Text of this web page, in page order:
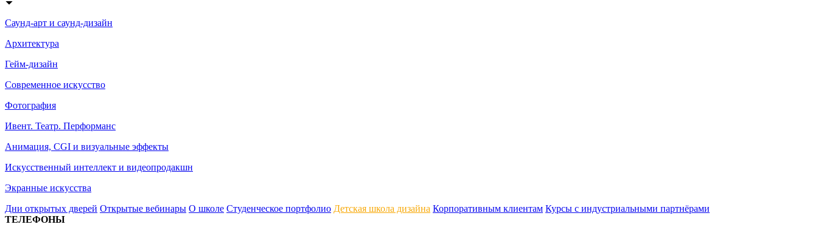
Саунд-арт и саунд-дизайн
Архитектура
Гейм-дизайн
Современное искусство
Фотография
Ивент. Театр. Перформанс
Анимация, CGI и визуальные эффекты
Искусственный интеллект и видеопродакшн
Экранные искусства
Дни открытых дверей Открытые вебинары О школе Студенческое портфолио Детская школа дизайна Корпоративным клиентам Курсы с индустриальными партнёрами
ТЕЛЕФОНЫ